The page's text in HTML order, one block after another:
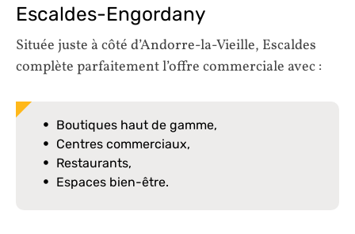
Escaldes-Engordany
Située juste à côté d’Andorre-la-Vieille, Escaldes
complète parfaitement l’offre commerciale avec :
Boutiques haut de gamme,
Centres commerciaux,
Restaurants,
Espaces bien-être.